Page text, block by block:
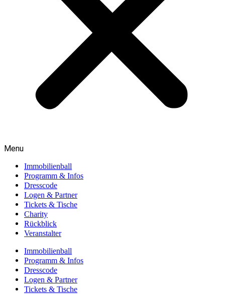
Menu
Immobilienball
Programm & Infos
Dresscode
Logen & Partner
Tickets & Tische
Charity
Rückblick
Veranstalter
Immobilienball
Programm & Infos
Dresscode
Logen & Partner
Tickets & Tische